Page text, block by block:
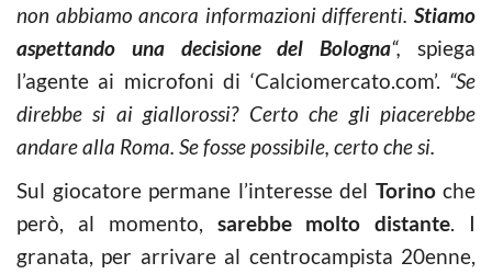
non abbiamo ancora informazioni differenti. Stiamo
aspettando una decisione del Bologna“,spiega
l’agente ai microfoni di ‘Calciomercato.com’. “Se
direbbe si ai giallorossi? Certo che gli piacerebbe
andare alla Roma. Se fosse possibile, certo che si.
Sul giocatore permane l’interesse del Torinoche
però, al momento, sarebbe molto distante. I
granata, per arrivare al centrocampista 20enne,